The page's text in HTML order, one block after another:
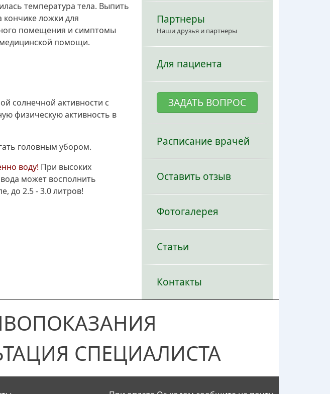
температура тела. Выпить
ложки для
помещения и симптомы
медицинской помощи.
солнечной активности с
физическую активность в
головным убором.
воду! При высоких
может восполнить
до 2.5 - 3.0 литров!
Партнеры
Наши друзья и партнеры
Для пациента
ЗАДАТЬ ВОПРОС
Расписание врачей
Оставить отзыв
Фотогалерея
Статьи
Контакты
СПЕЦИАЛИСТА